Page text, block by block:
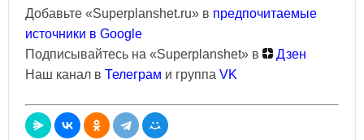
Добавьте «Superplanshet.ru» в предпочитаемые
источники в Google
Подписывайтесь на «Superplanshet» в
Дзен
Наш канал в Телеграм и группа VK